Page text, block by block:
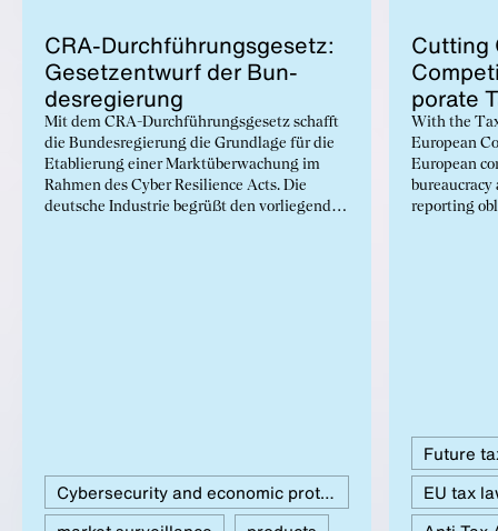
CRA-Durch­führungs­ge­setz:
Geset­zen­twurf der Bun­
desregierung
Mit dem CRA-Durchführungsgesetz schafft
die Bundesregierung die Grundlage für die
Etablierung einer Marktüberwachung im
Rahmen des Cyber Resilience Acts. Die
deutsche Industrie begrüßt den vorliegenden
Cybersecurity and economic protection
Cut­ting
po­rate
With the
European
European
reporting
to advance
to dilute it.
Future
EU tax